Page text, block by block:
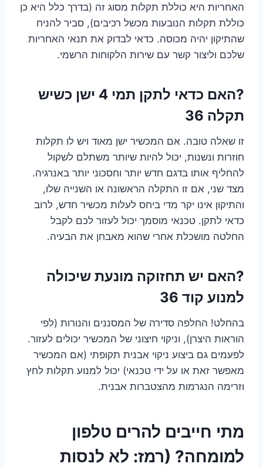
האחריות היא כוללת תקלות מסוג זה (בדרך כלל היא כן
כוללת תקלות הנובעות מכשל רכיבים), סביר להניח
שהתיקון יהיה מכוסה. כדאי לבדוק את תנאי האחריות
שלכם וליצור קשר עם שירות הלקוחות הרשמי.
?האם כדאי לתקן תמי 4 ישן כשיש
תקלה 36
זו שאלה טובה. אם המכשיר ישן מאוד ויש לו תקלות
חוזרות ונשנות, יכול להיות שיותר משתלם לשקול
להחליף אותו בדגם חדש יותר וחסכוני יותר באנרגיה.
מצד שני, אם זו התקלה הראשונה או השנייה שלו,
והתיקון אינו יקר מדי ביחס לעלות מכשיר חדש, לרוב
כדאי לתקן. טכנאי מוסמך יכול לעזור לכם לקבל
החלטה מושכלת אחרי שהוא מאבחן את הבעיה.
?האם יש תחזוקה מונעת שיכולה
למנוע קוד 36
בהחלט! החלפה סדירה של המסננים והנורות (לפי
הוראות היצרן), וניקוי חיצוני של המכשיר יכולים לעזור.
לפעמים גם ביצוע ניקוי אבנית תקופתי (אם המכשיר
מאפשר זאת או על ידי טכנאי) יכול למנוע תקלות לחץ
וזרימה הנגרמות מהצטברות אבנית.
מתי חייבים להרים טלפון
למומחה? (רמז: לא לנסות